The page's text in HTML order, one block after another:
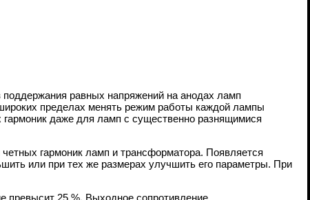
равных напряжений на анодах ламп
пределах менять режим работы каждой лампы
даже для ламп с существенно разнящимися
гармоник ламп и трансформатора. Появляется
или при тех же размерах улучшить его параметры. При
превысит 25 %. Выходное сопротивление